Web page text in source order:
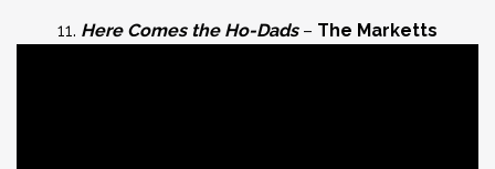
11. Here Comes the Ho-Dads– The Marketts